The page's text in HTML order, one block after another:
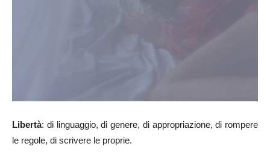
Libertà: di linguaggio, di genere, di appropriazione, di rompere
le regole, di scrivere le proprie.